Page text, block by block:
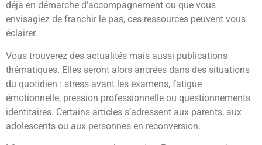
déjà en démarche d’accompagnement ou que vous
envisagiez de franchir le pas, ces ressources peuvent vous
éclairer.
Vous trouverez des actualités mais aussi publications
thématiques. Elles seront alors ancrées dans des situations
du quotidien : stress avant les examens, fatigue
émotionnelle, pression professionnelle ou questionnements
identitaires. Certains articles s’adressent aux parents, aux
adolescents ou aux personnes en reconversion.